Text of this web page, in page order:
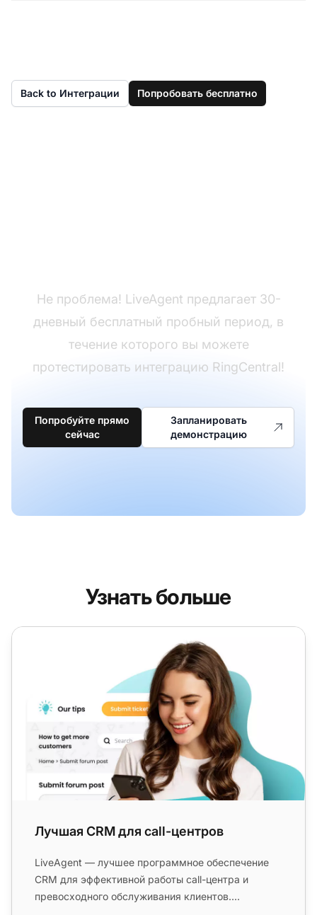
Back to Интеграции Попробовать бесплатно
Не проблема! LiveAgent предлагает 30-
дневный бесплатный пробный период, в
течение которого вы можете
протестировать интеграцию RingCentral!
Попробуйте прямо
сейчас
Запланировать
демонстрацию
Узнать больше
Лучшая CRM для call-центров
Лучшая CRM для call-центров
LiveAgent — лучшее программное обеспечение
CRM для эффективной работы call-центра и
превосходного обслуживания клиентов....